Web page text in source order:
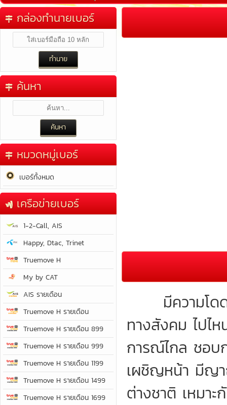
กล่องทำนายเบอร์
ค้นหา
หมวดหมู่เบอร์
เบอร์ทั้งหมด
เครือข่ายเบอร์
1-2-Call, AIS
Happy, Dtac, Trinet
Truemove H
My by CAT
AIS รายเดือน
Truemove H รายเดือน
Truemove H รายเดือน 899
Truemove H รายเดือน 999
Truemove H รายเดือน 1199
Truemove H รายเดือน 1499
Truemove H รายเดือน 1699
มีความโดดเ
ทางสังคม ไปไ
การณ์ไกล ชอบ
เผชิญหน้า มีญ
ต่างชาติ เหมา